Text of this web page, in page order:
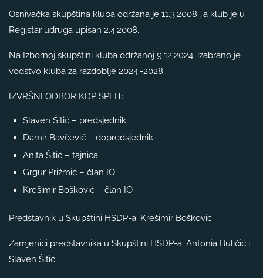
Osnivačka skupština kluba održana je 11.3.2008., a klub je u
Registar udruga upisan 2.4.2008.
Na Izbornoj skupštini kluba održanoj 9.12.2024. izabrano je
vodstvo kluba za razdoblje 2024.-2028.
IZVRŠNI ODBOR KDP SPLIT:
Slaven Šitić – predsjednik
Damir Bavčević – dopredsjednik
Anita Šitić – tajnica
Grgur Prižmić – član IO
Krešimir Bošković – član IO
Predstavnik u Skupštini HSDP-a: Krešimir Bošković
Zamjenici predstavnika u Skupštini HSDP-a: Antonia Buličić i
Slaven Šitić